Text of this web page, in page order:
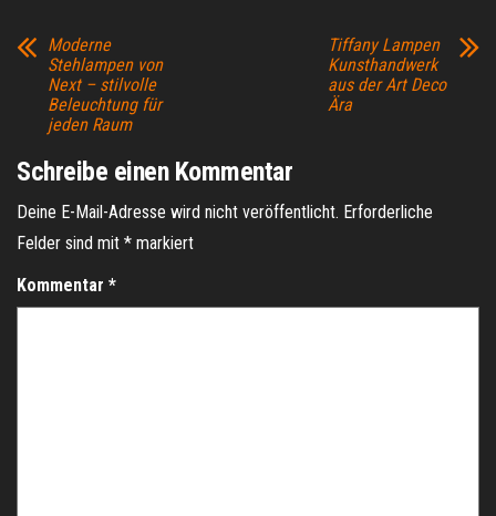
Moderne
Stehlampen von
Next – stilvolle
Beleuchtung für
jeden Raum
Tiffany Lampen
Kunsthandwerk
aus der Art Deco
Ära
Schreibe einen Kommentar
Deine E-Mail-Adresse wird nicht veröffentlicht. Erforderliche
Felder sind mit * markiert
Kommentar *